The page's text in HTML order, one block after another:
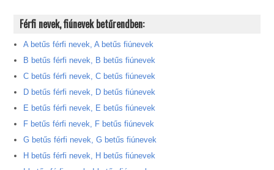
Férfi nevek, fiúnevek betűrendben:
A betűs férfi nevek, A betűs fiúnevek
B betűs férfi nevek, B betűs fiúnevek
C betűs férfi nevek, C betűs fiúnevek
D betűs férfi nevek, D betűs fiúnevek
E betűs férfi nevek, E betűs fiúnevek
F betűs férfi nevek, F betűs fiúnevek
G betűs férfi nevek, G betűs fiúnevek
H betűs férfi nevek, H betűs fiúnevek